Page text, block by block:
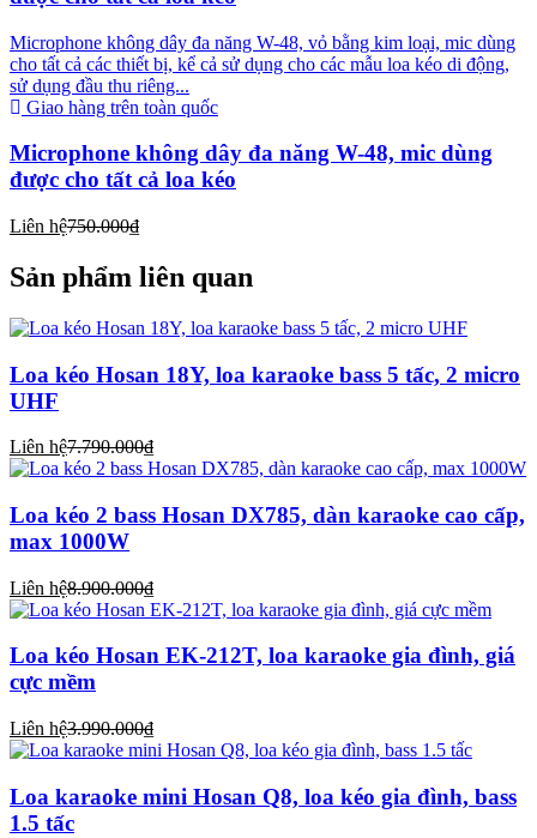
Microphone không dây đa năng W-48, vỏ bằng kim loại, mic dùng
cho tất cả các thiết bị, kể cả sử dụng cho các mẫu loa kéo di động,
sử dụng đầu thu riêng...
Giao hàng trên toàn quốc
Microphone không dây đa năng W-48, mic dùng
được cho tất cả loa kéo
Liên hệ750.000₫
Sản phẩm liên quan
Loa kéo Hosan 18Y, loa karaoke bass 5 tấc, 2 micro
UHF
Liên hệ7.790.000₫
Loa kéo 2 bass Hosan DX785, dàn karaoke cao cấp,
max 1000W
Liên hệ8.900.000₫
Loa kéo Hosan EK-212T, loa karaoke gia đình, giá
cực mềm
Liên hệ3.990.000₫
Loa karaoke mini Hosan Q8, loa kéo gia đình, bass
1.5 tấc